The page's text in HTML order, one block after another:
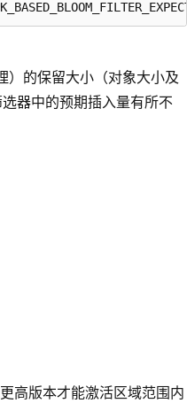
）的保留大小（对象大小及
器中的预期插入量有所不
高版本才能激活区域范围内